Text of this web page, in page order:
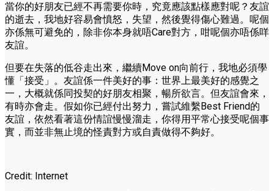
當你的好朋友已經不再需要你時，究竟應該點樣應對呢？友誼
的逝去，我地好容易會憤怒，失望，然後覺得傷心難過。呢個
亦係無可避免的，除非你本身就唔Care對方，咁呢個亦唔係咩
友誼。
但要在失落的低谷走出來，繼續Move on向前行，我地必須學
懂「接受」。友誼係一件美好的事：世界上最美好的感覺之
一，大概就係同投契的好朋友相聚，暢所欲言。但友誼會來，
有時亦會走。假如你已經付出努力，嘗試維繫Best Friend的
友誼，依然看著這份情誼慢慢溜走，你得用平常心接受呢個事
實，而並非無止境的怪責對方或自責做得不夠好。
Credit: Internet